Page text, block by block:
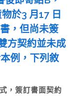
於3 月17 日
，但尚未簽
方契約並未成
例，下列敘
，簽訂書面契約